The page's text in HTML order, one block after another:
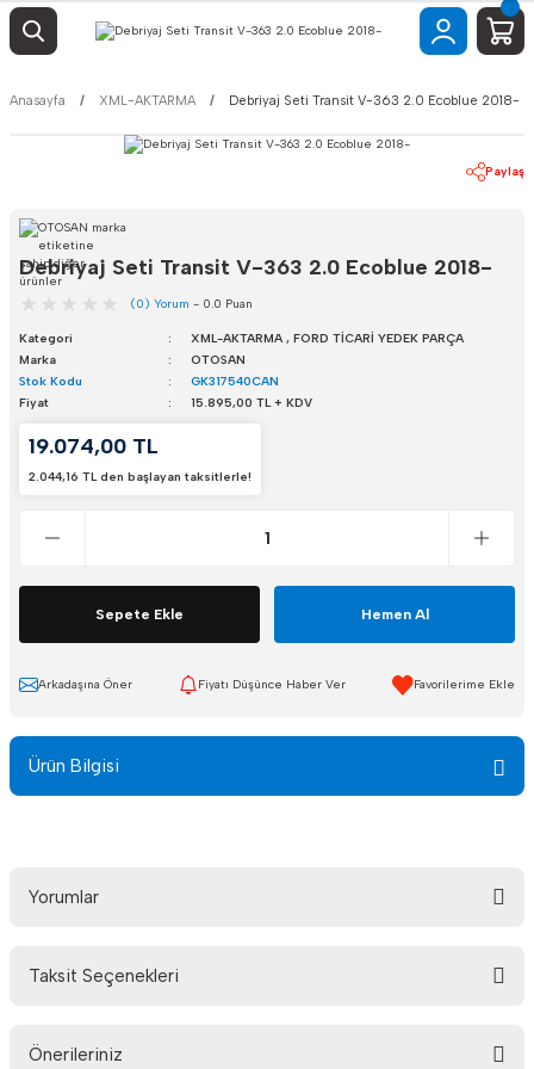
Anasayfa XML-AKTARMA Debriyaj Seti Transit V-363 2.0 Ecoblue 2018-
Paylaş
Debriyaj Seti Transit V-363 2.0 Ecoblue 2018-
(0) Yorum - 0.0 Puan
Kategori XML-AKTARMA , FORD TİCARİ YEDEK PARÇA
Marka
OTOSAN
Stok Kodu
GK317540CAN
Fiyat
15.895,00 TL + KDV
19.074,00 TL
2.044,16 TL den başlayan taksitlerle!
Sepete Ekle Hemen Al
Arkadaşına Öner Fiyatı Düşünce Haber Ver
Ürün Bilgisi
Yorumlar
Taksit Seçenekleri
Önerileriniz